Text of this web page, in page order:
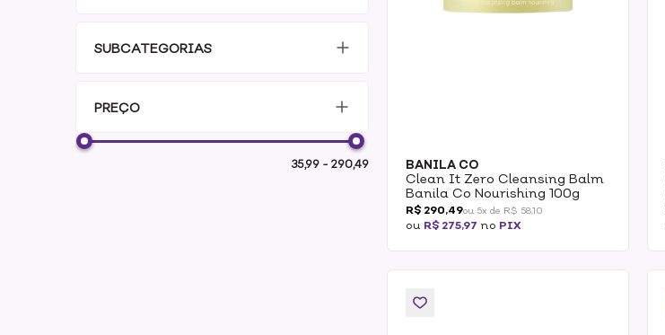
SUBCATEGORIAS
PREÇO
35,99 - 290,49 BANILA CO
Clean It Zero Cleansing Balm
Banila Co Nourishing 100g
R$ 290,49ou 5x de R$ 58,10
ou R$ 275,97 no PIX